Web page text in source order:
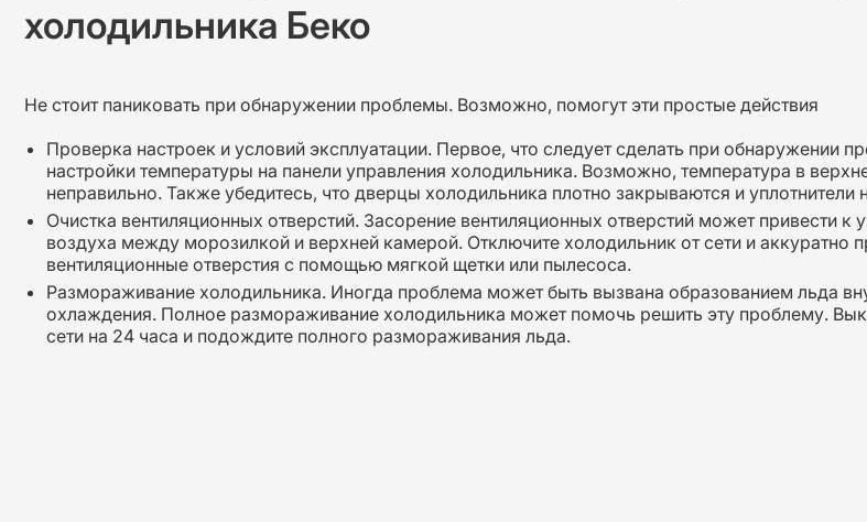
холодильника Беко
Не стоит паниковать при обнаружении проблемы. Возможно, помогут эти простые действия
Проверка настроек и условий эксплуатации. Первое, что следует сделать при обнаружении
настройки температуры на панели управления холодильника. Возможно, температура в
неправильно. Также убедитесь, что дверцы холодильника плотно закрываются и
Очистка вентиляционных отверстий. Засорение вентиляционных отверстий может привести к
воздуха между морозилкой и верхней камерой. Отключите холодильник от сети и аккуратно
вентиляционные отверстия с помощью мягкой щетки или пылесоса.
Размораживание холодильника. Иногда проблема может быть вызвана образованием льда
охлаждения. Полное размораживание холодильника может помочь решить эту проблему.
сети на 24 часа и подождите полного размораживания льда.